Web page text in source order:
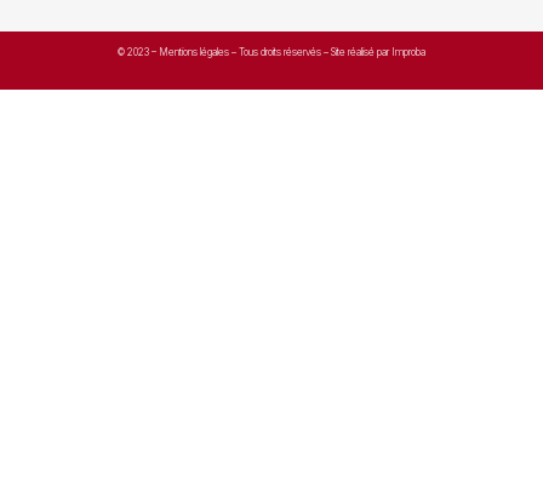
© 2023 – Mentions légales – Tous droits réservés – Site réalisé par Improba